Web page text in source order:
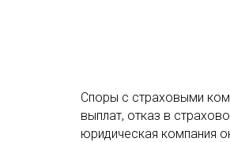
Споры с страховыми
выплат, отказ в
юридическая компания